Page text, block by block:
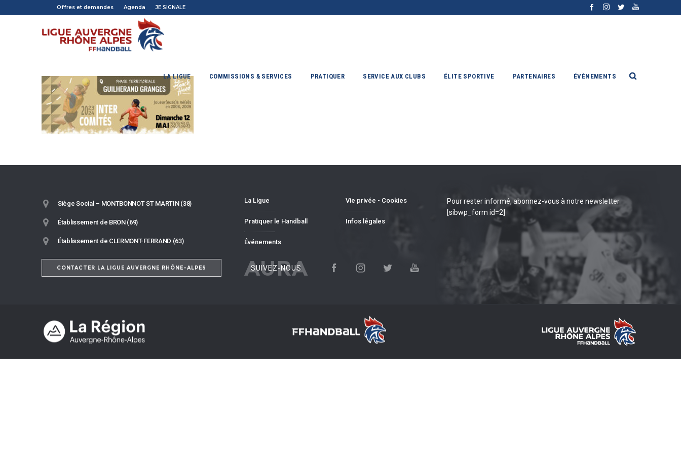
Offres et demandes Agenda JE SIGNALE
LA LIGUE COMMISSIONS & SERVICES PRATIQUER SERVICE AUX CLUBS ÉLITE SPORTIVE PARTENAIRES ÉVÈNEMENTS
Siège Social – MONTBONNOT ST MARTIN (38)
Établissement de BRON (69)
Établissement de CLERMONT-FERRAND (63)
CONTACTER LA LIGUE AUVERGNE RHÔNE-ALPES
La Ligue
Pratiquer le Handball
Événements
Vie privée - Cookies
Infos légales
AURA
SUIVEZ-NOUS
Pour rester informé, abonnez-vous à notre newsletter
[sibwp_form id=2]